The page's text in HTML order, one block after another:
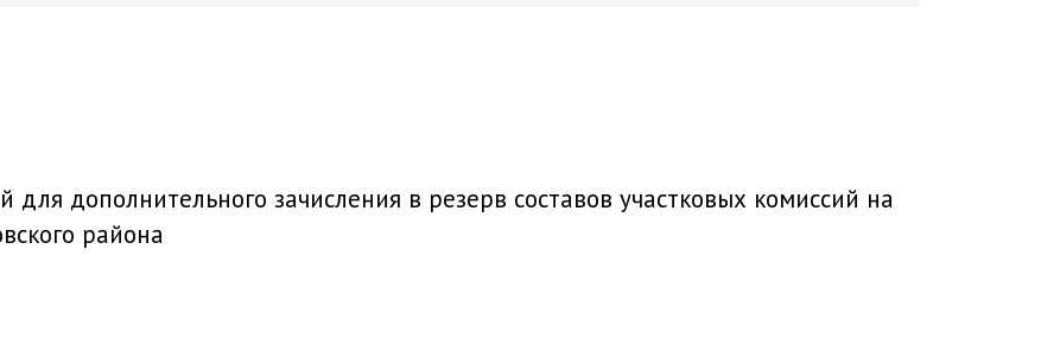
дополнительного зачисления в резерв составов участковых комиссий на
района